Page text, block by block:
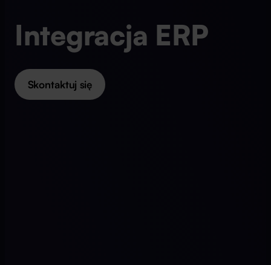
Integracja ERP
Skontaktuj się